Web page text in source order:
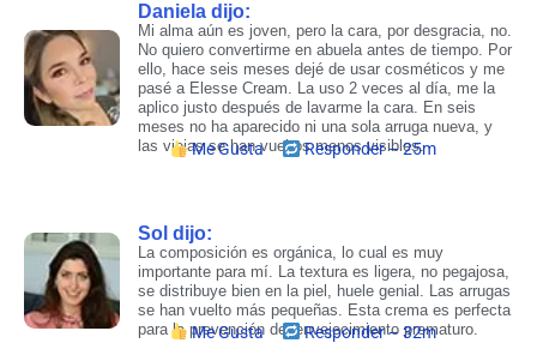
Daniela dijo:​
Mi alma aún es joven, pero la cara, por desgracia, no.
No quiero convertirme en abuela antes de tiempo. Por
ello, hace seis meses dejé de usar cosméticos y me
pasé a Elesse Cream. La uso 2 veces al día, me la
aplico justo después de lavarme la cara. En seis
meses no ha aparecido ni una sola arruga nueva, y
las viejas se han vueltos menos visibles.
Me Gusta Responder – 25m
Sol dijo:​
La composición es orgánica, lo cual es muy
importante para mí. La textura es ligera, no pegajosa,
se distribuye bien en la piel, huele genial. Las arrugas
se han vuelto más pequeñas. Esta crema es perfecta
para la prevención del envejecimiento prematuro.
Me Gusta Responder – 32m